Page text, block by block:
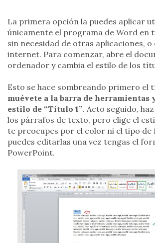
La primera opción la puedes aplicar
únicamente el programa de Word en
sin necesidad de otras aplicaciones, o
internet. Para comenzar, abre el
ordenador y cambia el estilo de los
Esto se hace sombreando primero el
muévete a la barra de herramientas
estilo de “Título 1”. Acto seguido,
los párrafos de texto, pero elige el
te preocupes por el color ni el tipo de
puedes editarlas una vez tengas el
PowerPoint.